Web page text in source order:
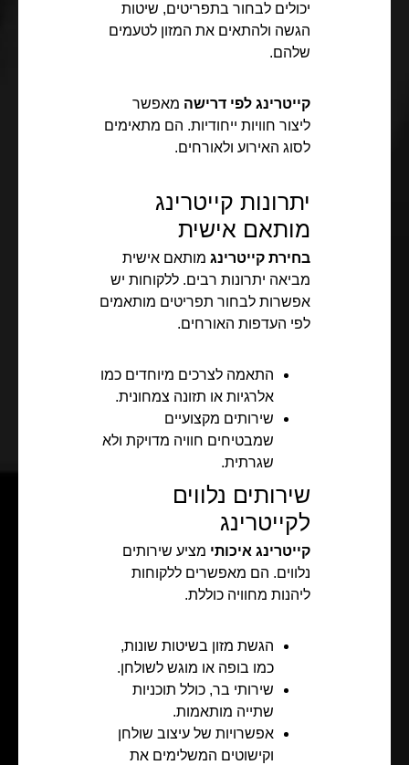
יכולים לבחור בתפריטים, שיטות
הגשה ולהתאים את המזון לטעמים
שלהם.
קייטרינג לפי דרישה מאפשר
ליצור חוויות ייחודיות. הם מתאימים
לסוג האירוע ולאורחים.
יתרונות קייטרינג
מותאם אישית
בחירת קייטרינג מותאם אישית
מביאה יתרונות רבים. ללקוחות יש
אפשרות לבחור תפריטים מותאמים
לפי העדפות האורחים.
התאמה לצרכים מיוחדים כמו
אלרגיות או תזונה צמחונית.
שירותים מקצועיים
שמבטיחים חוויה מדויקת ולא
שגרתית.
שירותים נלווים
לקייטרינג
קייטרינג איכותי מציע שירותים
נלווים. הם מאפשרים ללקוחות
ליהנות מחוויה כוללת.
הגשת מזון בשיטות שונות,
כמו בופה או מוגש לשולחן.
שירותי בר, כולל תוכניות
שתייה מותאמות.
אפשרויות של עיצוב שולחן
וקישוטים המשלימים את